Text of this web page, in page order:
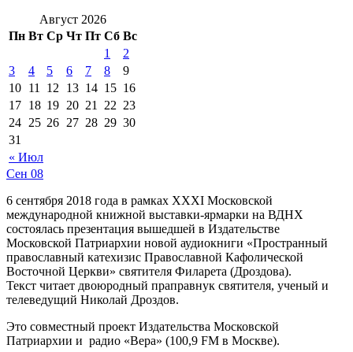
Август 2026
Пн Вт Ср Чт Пт Сб Вс
« Июл
1
2
3
4 5 6 7 8
9
10 11 12 13 14 15 16
17 18 19 20 21 22 23
24 25 26 27 28 29 30
31
Сен 08
6 сентября 2018 года в рамках XXXI Московской
международной книжной выставки-ярмарки на ВДНХ
состоялась презентация вышедшей в Издательстве
Московской Патриархии новой аудиокниги «Пространный
православный катехизис Православной Кафолической
Восточной Церкви» святителя Филарета (Дроздова).
Текст читает двоюродный праправнук святителя, ученый и
телеведущий Николай Дроздов.
Это совместный проект Издательства Московской
Патриархии и радио «Вера» (100,9 FM в Москве).